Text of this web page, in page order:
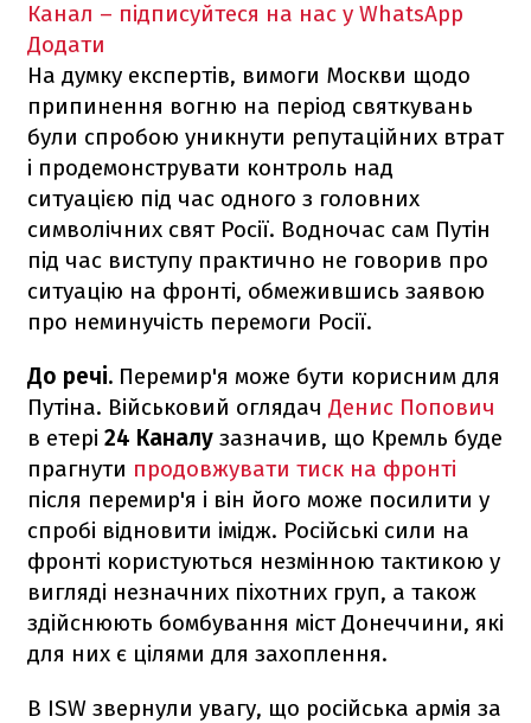
Канал – підписуйтеся на нас у WhatsApp
Додати
На думку експертів, вимоги Москви щодо
припинення вогню на період святкувань
були спробою уникнути репутаційних втрат
і продемонструвати контроль над
ситуацією під час одного з головних
символічних свят Росії. Водночас сам Путін
під час виступу практично не говорив про
ситуацію на фронті, обмежившись заявою
про неминучість перемоги Росії.
До речі. Перемир'я може бути корисним для
Путіна. Військовий оглядач Денис Попович
в етері 24 Каналу зазначив, що Кремль буде
прагнути продовжувати тиск на фронті
після перемир'я і він його може посилити у
спробі відновити імідж. Російські сили на
фронті користуються незмінною тактикою у
вигляді незначних піхотних груп, а також
здійснюють бомбування міст Донеччини, які
для них є цілями для захоплення.
В ISW звернули увагу, що російська армія за